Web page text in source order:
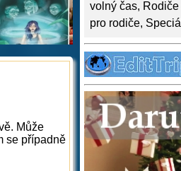
volný čas,
pro rodiče,
Může
se případně